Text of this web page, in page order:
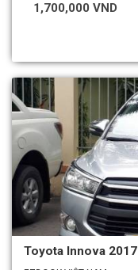
1,700,000 VND
Toyota Innova 2017